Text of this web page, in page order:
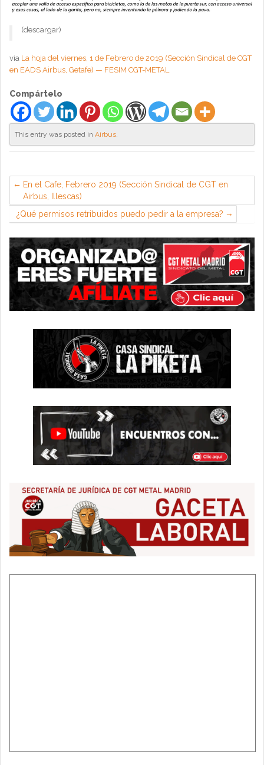
(descargar)
via La hoja del viernes, 1 de Febrero de 2019 (Sección Sindical de CGT
en EADS Airbus, Getafe) — FESIM CGT-METAL
Compártelo
This entry was posted in Airbus.
En el Cafe, Febrero 2019 (Sección Sindical de CGT en
Airbus, Illescas)
¿Qué permisos retribuidos puedo pedir a la empresa?